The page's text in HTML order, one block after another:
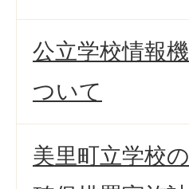
公立学校情報
ついて
美里町立学校